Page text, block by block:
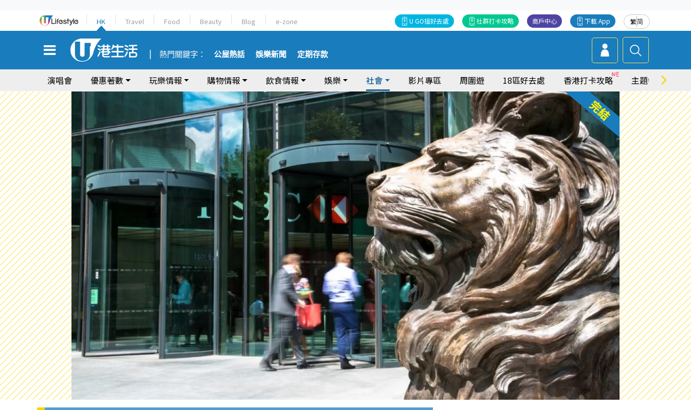
HK Travel Food Beauty Blog e-zone 繁简
下載 App
商戶中心
社群打卡攻略
U GO搵好去處
熱門關鍵字： 公屋熱話 娛樂新聞 定期存款
演唱會 優惠著數 玩樂情報 購物情報 飲食情報 娛樂 社會 影片專區 周圍遊 18區好去處 香港打卡攻略 主題特集